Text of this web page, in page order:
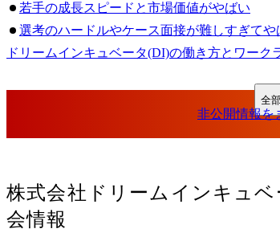
若手の成長スピードと市場価値がやばい
選考のハードルやケース面接が難しすぎてや
ドリームインキュベータ(DI)の働き方とワーク
ドリームインキュベータ(DI)の年収と報酬の実
平均年収と給与制度
中途入社した場合の想定年収
ドリームインキュベータ(DI)の就職難易度と選
新卒採用と中途採用の違い
全
株式会社ドリームインキュ
会情報